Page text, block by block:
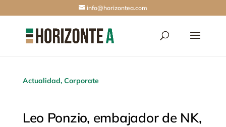
info@horizontea.com
Actualidad, Corporate
Leo Ponzio, embajador de NK,